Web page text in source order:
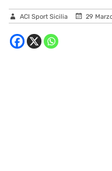
ACI Sport Sicilia 29